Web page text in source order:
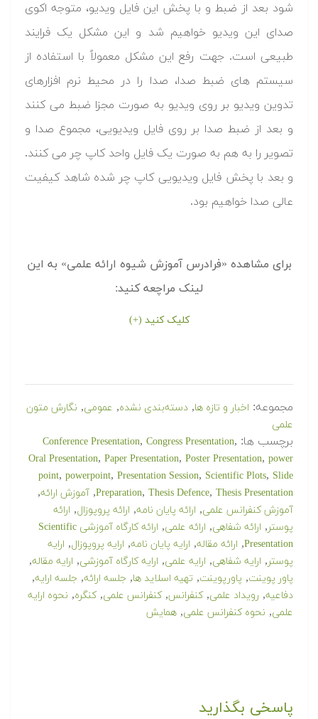
شود بعد از ضبط و با پخش این فایل ویدیو، متوجه اکوی
صدای این ویدیو خواهیم شد و این مشکل یک فرایند
طبیعی است. جهت رفع این مشکل معمولاً با استفاده از
سیستم های ضبط صدا، صدا را در محیط نرم افزارهای
تدوین ویدیو بر روی ویدیو به صورت مجزا ضبط می کنند
و بعد از ضبط صدا بر روی فایل ویدیویی، مجموع صدا و
تصویر را به هم به صورت یک فایل واحد کاپ چر می کنند.
و بعد با پخش فایل ویدیویی کاپ چر شده شاهد کیفیت
عالی صدا خواهیم بود.
برای مشاهده «فرادرس آموزش شیوه ارائه علمی» به این
لینک مراچعه کنید:
کلیک کنید (+)
مجموعه: اخبار و تازه ها, دسته‌بندی نشده, عمومی, نگارش متون
علمی
برچسب ها: Conference Presentation, Congress Presentation,
Oral Presentation, Paper Presentation, Poster Presentation, power
point, powerpoint, Presentation Session, Scientific Plots, Slide
Preparation, Thesis Defence, Thesis Presentation
, آموزش ارائه,
آموزش کنفرانس علمی, ارائه پایان نامه, ارائه پروپوزال, ارائه
پوستر, ارائه شفاهی, ارائه علمی,
ارائه کارگاه آموزشی Scientific
Presentation
, ارائه مقاله, ارایه پایان نامه, ارایه پروپوزال, ارایه
پوستر, ارایه شفاهی, ارایه علمی, ارایه کارگاه آموزشی, ارایه مقاله,
پاور پوینت, پاورپوینت, تهیه اسلاید ها, جلسه ارائه, جلسه ارایه,
دفاعیه, رویداد علمی,کنفرانس,کنفرانس علمی,کنگره, نحوه ارایه
علمی, نحوه کنفرانس علمی, همایش
پاسخی بگذارید